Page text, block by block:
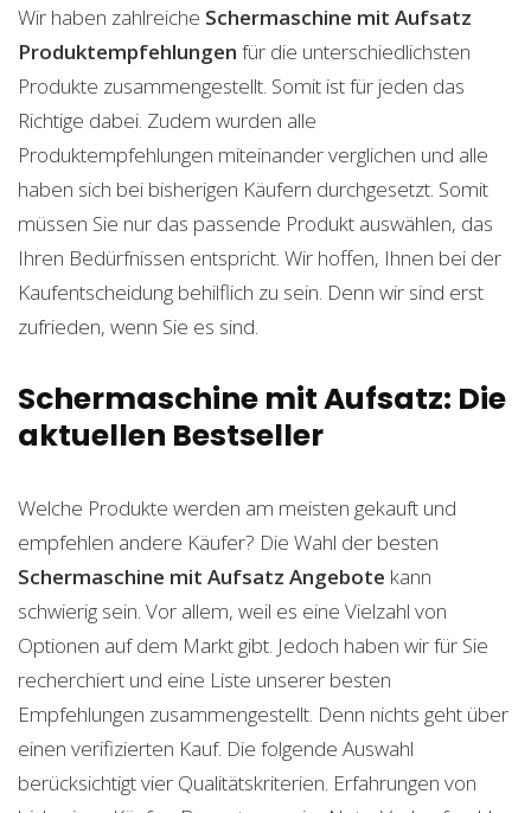
Wir haben zahlreiche Schermaschine mit Aufsatz
Produktempfehlungen für die unterschiedlichsten
Produkte zusammengestellt. Somit ist für jeden das
Richtige dabei. Zudem wurden alle
Produktempfehlungen miteinander verglichen und alle
haben sich bei bisherigen Käufern durchgesetzt. Somit
müssen Sie nur das passende Produkt auswählen, das
Ihren Bedürfnissen entspricht. Wir hoffen, Ihnen bei der
Kaufentscheidung behilflich zu sein. Denn wir sind erst
zufrieden, wenn Sie es sind.
Schermaschine mit Aufsatz: Die
aktuellen Bestseller
Welche Produkte werden am meisten gekauft und
empfehlen andere Käufer? Die Wahl der besten
Schermaschine mit Aufsatz Angebote kann
schwierig sein. Vor allem, weil es eine Vielzahl von
Optionen auf dem Markt gibt. Jedoch haben wir für Sie
recherchiert und eine Liste unserer besten
Empfehlungen zusammengestellt. Denn nichts geht über
einen verifizierten Kauf. Die folgende Auswahl
berücksichtigt vier Qualitätskriterien. Erfahrungen von